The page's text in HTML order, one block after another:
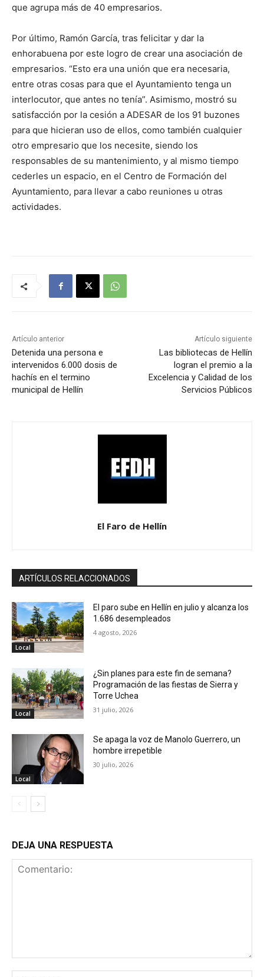
que agrupa más de 40 empresarios.
Por último, Ramón García, tras felicitar y dar la
enhorabuena por este logro de crear una asociación de
empresarios. “Esto era una unión que era necesaria,
entre otras cosas para que el Ayuntamiento tenga un
interlocutor, que antes no tenía”. Asimismo, mostró su
satisfacción por la cesión a ADESAR de los 91 buzones
para que hicieran uso de ellos, como también cualquier
otro empresario que los necesite, siendo los
responsables de su mantenimiento, y al mismo tiempo
cederles un espacio, en el Centro de Formación del
Ayuntamiento, para llevar a cabo reuniones u otras
actividades.
Artículo anterior
Detenida una persona e
intervenidos 6.000 dosis de
hachís en el termino
municipal de Hellín
Artículo siguiente
Las bibliotecas de Hellín
logran el premio a la
Excelencia y Calidad de los
Servicios Públicos
El Faro de Hellín
ARTÍCULOS RELACCIONADOS
Local
El paro sube en Hellín en julio y alcanza los
1.686 desempleados
4 agosto, 2026
Local
¿Sin planes para este fin de semana?
Programación de las fiestas de Sierra y
Torre Uchea
31 julio, 2026
Local
Se apaga la voz de Manolo Guerrero, un
hombre irrepetible
30 julio, 2026
DEJA UNA RESPUESTA